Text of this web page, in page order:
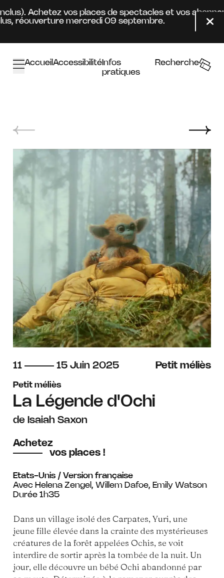
Achetez vos places de spectacles et vos
réouverture mercredi 09 septembre.
AccueilAccessibilitéInfos
pratiques
Recherche
du
11 au
15 juin
Juin 2025 Petit méliès
Petit méliès
La Légende d'Ochi
de Isaiah Saxon
Achetez
vos places !
Etats-Unis / Version française
Avec Helena Zengel, Willem Dafoe, Emily Watson
Durée 1h35
Dans un village isolé des Carpates, Yuri, une
jeune fille élevée dans la crainte des mystérieuses
créatures de la forêt appelées Ochis, se voit
interdire de sortir après la tombée de la nuit. Un
jour, elle découvre un bébé Ochi abandonné par